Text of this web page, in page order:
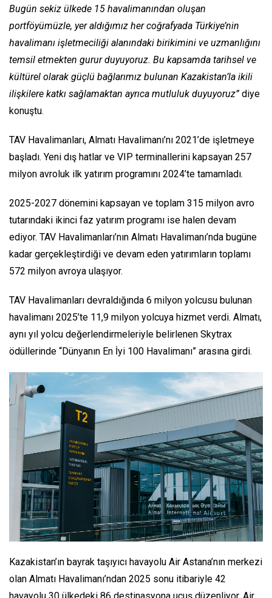
Bugün sekiz ülkede 15 havalimanından oluşan
portföyümüzle, yer aldığımız her coğrafyada Türkiye’nin
havalimanı işletmeciliği alanındaki birikimini ve uzmanlığını
temsil etmekten gurur duyuyoruz. Bu kapsamda tarihsel ve
kültürel olarak güçlü bağlarımız bulunan Kazakistan’la ikili
ilişkilere katkı sağlamaktan ayrıca mutluluk duyuyoruz”diye
konuştu.
TAV Havalimanları, Almatı Havalimanı’nı 2021’de işletmeye
başladı. Yeni dış hatlar ve VIP terminallerini kapsayan 257
milyon avroluk ilk yatırım programını 2024’te tamamladı.
2025-2027 dönemini kapsayan ve toplam 315 milyon avro
tutarındaki ikinci faz yatırım programı ise halen devam
ediyor. TAV Havalimanları’nın Almatı Havalimanı’nda bugüne
kadar gerçekleştirdiği ve devam eden yatırımların toplamı
572 milyon avroya ulaşıyor.
TAV Havalimanları devraldığında 6 milyon yolcusu bulunan
havalimanı 2025’te 11,9 milyon yolcuya hizmet verdi. Almatı,
aynı yıl yolcu değerlendirmeleriyle belirlenen Skytrax
ödüllerinde “Dünyanın En İyi 100 Havalimanı” arasına girdi.
Kazakistan’ın bayrak taşıyıcı havayolu Air Astana’nın merkezi
olan Almatı Havalimanı’ndan 2025 sonu itibariyle 42
havayolu 30 ülkedeki 86 destinasyona uçuş düzenliyor. Air